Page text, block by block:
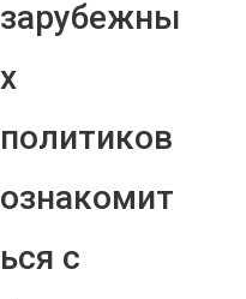
зарубежны
х
политиков
ознакомит
ься с